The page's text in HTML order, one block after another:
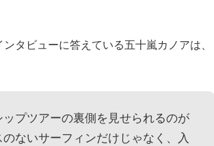
タビューに答えている五十嵐カノアは、
プツアーの裏側を見せられるのが
ないサーフィンだけじゃなく、入